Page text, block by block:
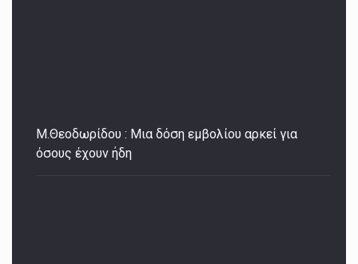
Μ.Θεοδωρίδου : Μια δόση εμβολίου αρκεί για
όσους έχουν ήδη